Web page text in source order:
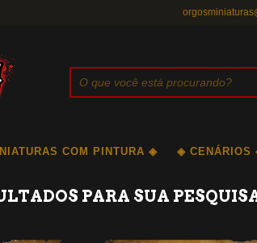
COM PINTURA ◈ ◈ CENÁRIOS
PARA SUA